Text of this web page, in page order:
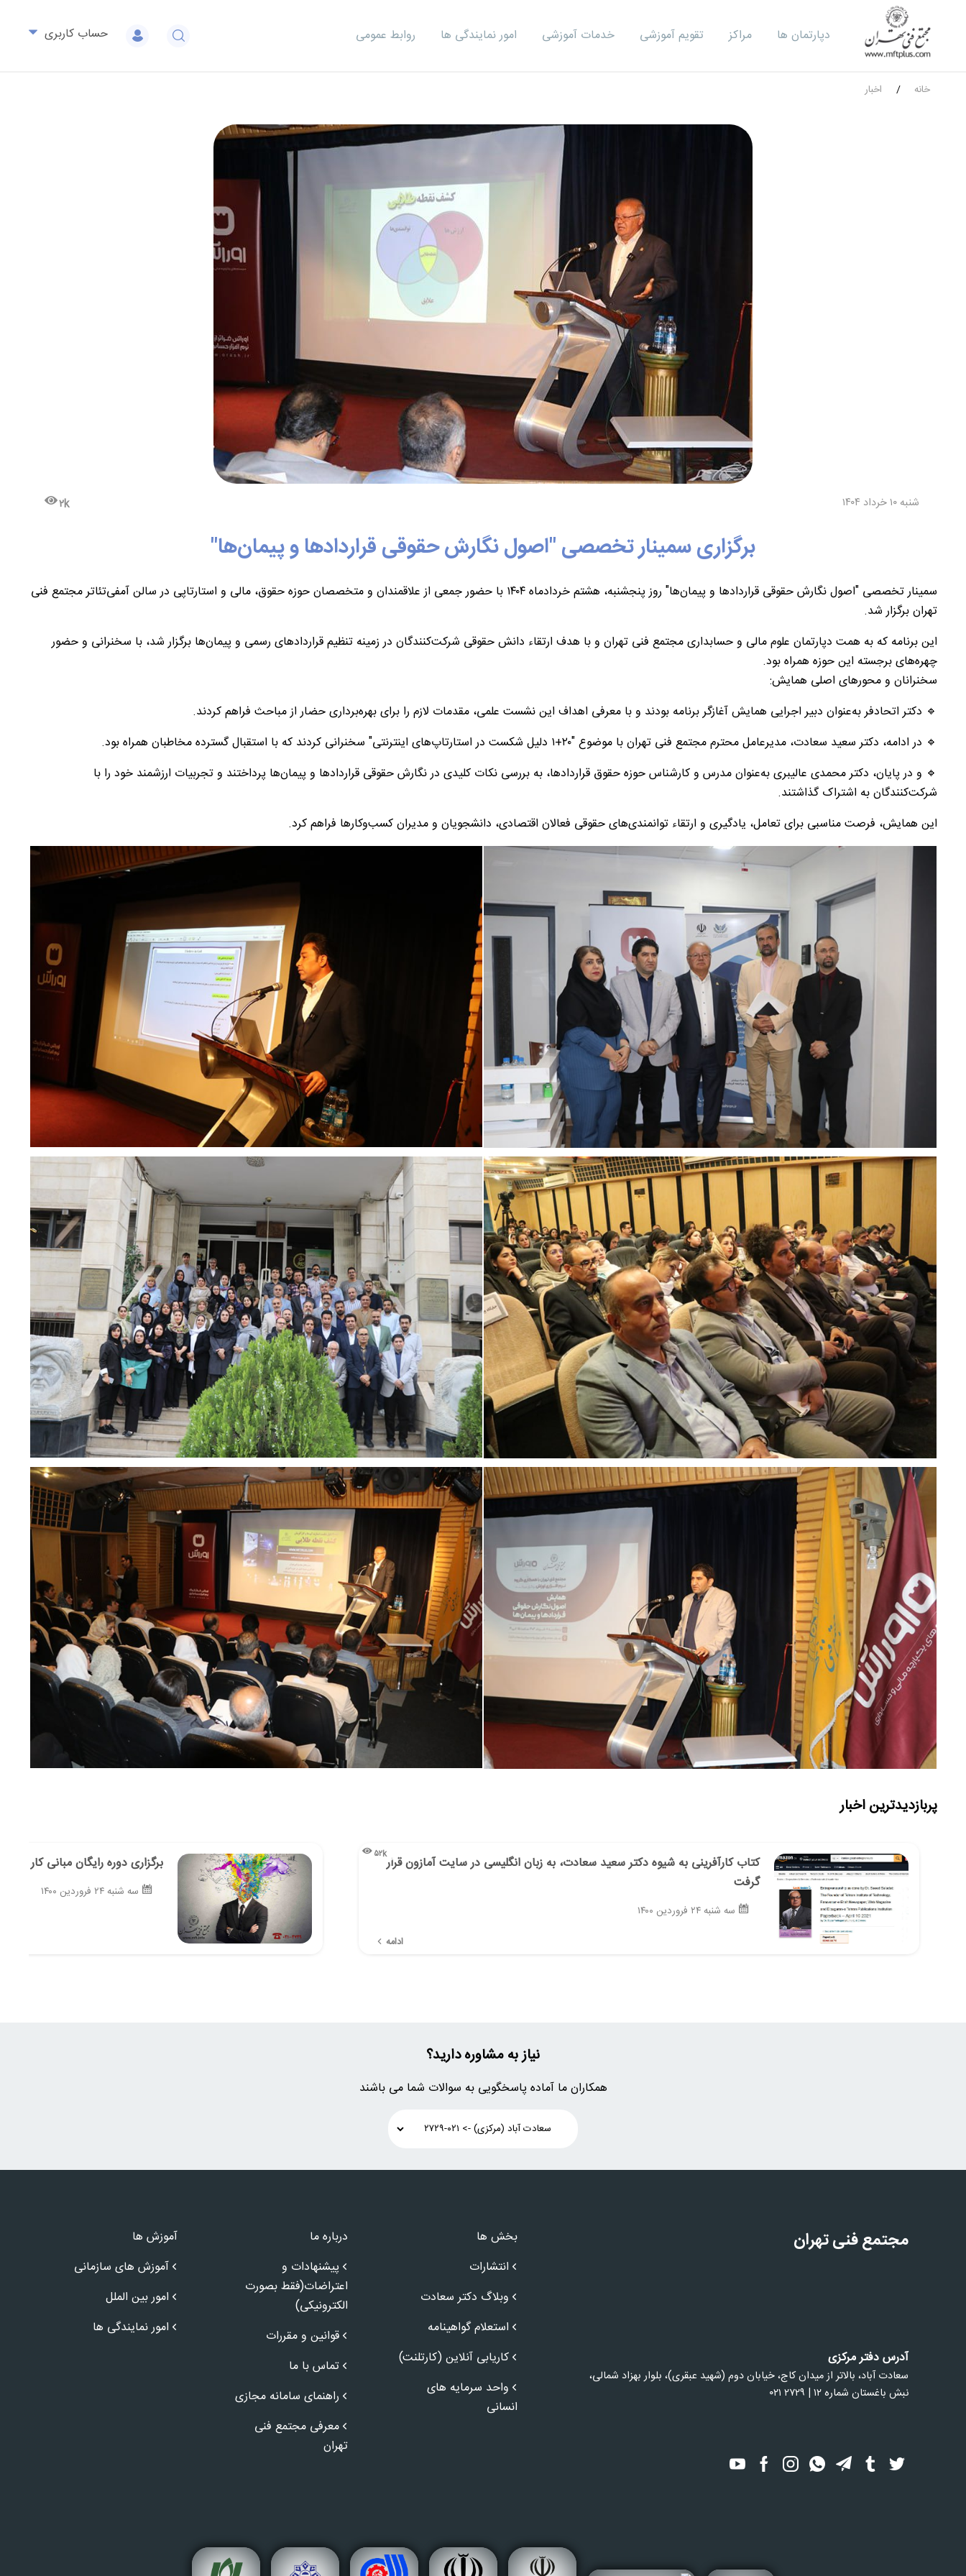
دپارتمان ها مراکز تقویم آموزشی خدمات آموزشی امور نمایندگی ها روابط عمومی حساب کاربری
خانه اخبار
شنبه ۱۰ خرداد ۱۴۰۴ ۲k
برگزاری سمینار تخصصی "اصول نگارش حقوقی قراردادها و پیمان‌ها"
سمینار تخصصی "اصول نگارش حقوقی قراردادها و پیمان‌ها" روز پنجشنبه، هشتم خردادماه ۱۴۰۴ با حضور جمعی از علاقمندان و متخصصان حوزه حقوق، مالی و استارتاپی در سالن آمفی‌تئاتر مجتمع فنی
تهران برگزار شد.
این برنامه که به همت دپارتمان علوم مالی و حسابداری مجتمع فنی تهران و با هدف ارتقاء دانش حقوقی شرکت‌کنندگان در زمینه تنظیم قراردادهای رسمی و پیمان‌ها برگزار شد، با سخنرانی و حضور
چهره‌های برجسته این حوزه همراه بود.
سخنرانان و محورهای اصلی همایش:
🔹 دکتر اتحادفر به‌عنوان دبیر اجرایی همایش آغازگر برنامه بودند و با معرفی اهداف این نشست علمی، مقدمات لازم را برای بهره‌برداری حضار از مباحث فراهم کردند.
🔹 در ادامه، دکتر سعید سعادت، مدیرعامل محترم مجتمع فنی تهران با موضوع "۲۰+۱ دلیل شکست در استارتاپ‌های اینترنتی" سخنرانی کردند که با استقبال گسترده مخاطبان همراه بود.
🔹 و در پایان، دکتر محمدی عالیبری به‌عنوان مدرس و کارشناس حوزه حقوق قراردادها، به بررسی نکات کلیدی در نگارش حقوقی قراردادها و پیمان‌ها پرداختند و تجربیات ارزشمند خود را با
شرکت‌کنندگان به اشتراک گذاشتند.
این همایش، فرصت مناسبی برای تعامل، یادگیری و ارتقاء توانمندی‌های حقوقی فعالان اقتصادی، دانشجویان و مدیران کسب‌وکارها فراهم کرد.
پربازدیدترین اخبار
کتاب کارآفرینی به شیوه دکتر سعید سعادت، به زبان انگلیسی در سایت آمازون قرار
گرفت
۵۲k
سه شنبه ۲۴ فروردین ۱۴۰۰
ادامه
برگزاری دوره رایگان مبانی کار
سه شنبه ۲۴ فروردین ۱۴۰۰
نیاز به مشاوره دارید؟
همکاران ما آماده پاسخگویی به سوالات شما می باشند
مجتمع فنی تهران
آدرس دفتر مرکزی
سعادت آباد، بالاتر از ميدان كاج، خيابان دوم (شهيد عبقری)، بلوار بهزاد شمالی،
نبش باغستان شماره ۱۲ | ۲۷۲۹ ۰۲۱
بخش ها
انتشارات
وبلاگ دکتر سعادت
استعلام گواهینامه
کاریابی آنلاین (کارتلنت)
واحد سرمایه های
انسانی
درباره ما
پیشنهادات و
اعتراضات(فقط بصورت
الکترونیکی)
قوانین و مقررات
تماس با ما
راهنمای سامانه مجازی
معرفی مجتمع فنی
تهران
آموزش ها
آموزش های سازمانی
امور بین الملل
امور نمایندگی ها